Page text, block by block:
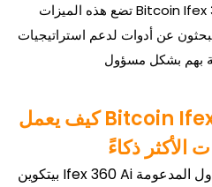
تضع هذه الميزات Bitcoin Ifex 360 Ai كخيار قابل للتطبيق
عن أدوات لدعم استراتيجيات
كيف يعمل Bitcoin Ifex 360 Ai: الميزة وراء
الأكثر ذكاءً
بيتكوين Ifex 360 Ai هولندا تستفيد من تقنية التداول المدعومة